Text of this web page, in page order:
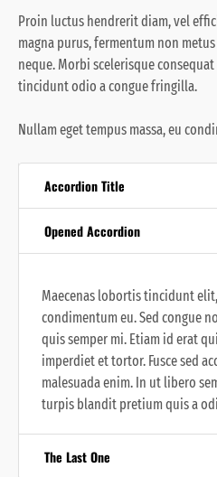
Proin luctus hendrerit diam, vel
magna purus, fermentum non
neque. Morbi scelerisque
tincidunt odio a congue fringilla.
Nullam eget tempus massa, eu
Accordion Title
Opened Accordion
Maecenas lobortis tincidunt
condimentum eu. Sed congue
quis semper mi. Etiam id erat
imperdiet et tortor. Fusce sed
malesuada enim. In ut libero
turpis blandit pretium quis a
The Last One